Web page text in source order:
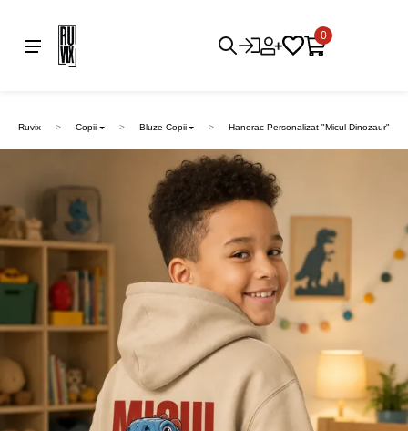
0
Ruvix Copii Bluze Copii Hanorac Personalizat "Micul Dinozaur"